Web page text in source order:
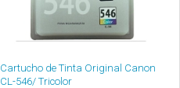
Cartucho de Tinta Original Canon
CL-546/ Tricolor